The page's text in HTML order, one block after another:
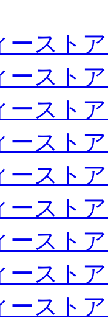
ースト
ースト
ースト
ースト
ースト
ースト
ースト
ースト
ースト